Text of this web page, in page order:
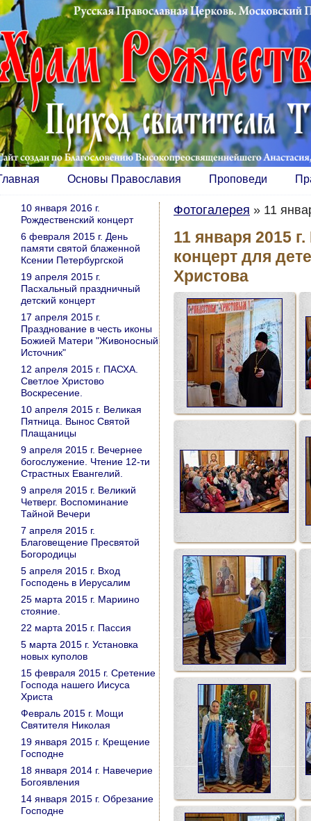
Основы Православия Проповеди
Фотогалерея » 11
11 января 2015
концерт для
Христова
10 января 2016 г.
Рождественский концерт
6 февраля 2015 г. День
памяти святой блаженной
Ксении Петербургской
19 апреля 2015 г.
Пасхальный праздничный
детский концерт
17 апреля 2015 г.
Празднование в честь иконы
Божией Матери "Живоносный
Источник"
12 апреля 2015 г. ПАСХА.
Светлое Христово
Воскресение.
10 апреля 2015 г. Великая
Пятница. Вынос Святой
Плащаницы
9 апреля 2015 г. Вечернее
богослужение. Чтение 12-ти
Страстных Евангелий.
9 апреля 2015 г. Великий
Четверг. Воспоминание
Тайной Вечери
7 апреля 2015 г.
Благовещение Пресвятой
Богородицы
5 апреля 2015 г. Вход
Господень в Иерусалим
25 марта 2015 г. Мариино
стояние.
22 марта 2015 г. Пассия
5 марта 2015 г. Установка
новых куполов
15 февраля 2015 г. Сретение
Господа нашего Иисуса
Христа
Февраль 2015 г. Мощи
Святителя Николая
19 января 2015 г. Крещение
Господне
18 января 2014 г. Навечерие
Богоявления
14 января 2015 г. Обрезание
Господне